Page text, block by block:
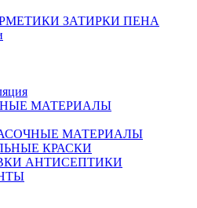
ЗАТИРКИ ПЕНА
МАТЕРИАЛЫ
МАТЕРИАЛЫ
КРАСКИ
АНТИСЕПТИКИ